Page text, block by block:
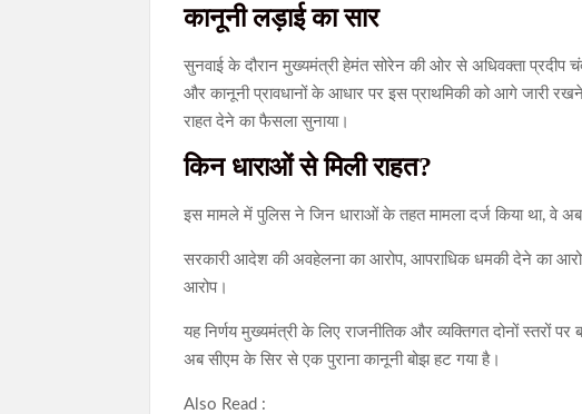
कानूनी लड़ाई का सार
सुनवाई के दौरान मुख्यमंत्री हेमंत सोरेन की ओर से अधिवक्ता प्रदीप
और कानूनी प्रावधानों के आधार पर इस प्राथमिकी को आगे जारी
राहत देने का फैसला सुनाया।
किन धाराओं से मिली राहत?
इस मामले में पुलिस ने जिन धाराओं के तहत मामला दर्ज किया था, वे अब
सरकारी आदेश की अवहेलना का आरोप, आपराधिक धमकी देने का
आरोप।
यह निर्णय मुख्यमंत्री के लिए राजनीतिक और व्यक्तिगत दोनों स्तरों
अब सीएम के सिर से एक पुराना कानूनी बोझ हट गया है।
Also Read :